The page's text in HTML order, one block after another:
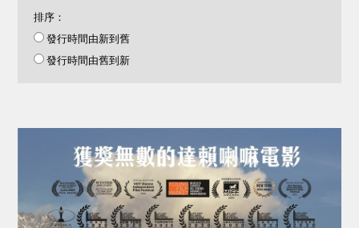
排序：
發行時間由新到舊
發行時間由舊到新